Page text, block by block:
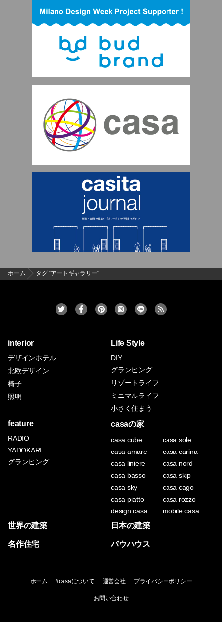
ホーム タグ "アートギャラリー"
interior
デザインホテル
北欧デザイン
椅子
照明
Life Style
DIY
グランピング
リゾートライフ
ミニマルライフ
小さく住まう
feature
RADIO
YADOKARI
グランピング
casaの家
casa cube
casa sole
casa amare
casa carina
casa liniere
casa nord
casa basso
casa skip
casa sky
casa cago
casa piatto
casa rozzo
design casa
mobile casa
世界の建築 日本の建築
名作住宅 バウハウス
ホーム #casaについて 運営会社 プライバシーポリシー
お問い合わせ